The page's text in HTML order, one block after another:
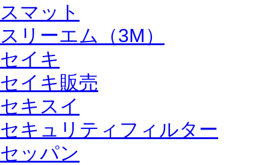
スマット
スリーエム（3M）
セイキ
セイキ販売
セキスイ
セキュリティフィルター
セッパン